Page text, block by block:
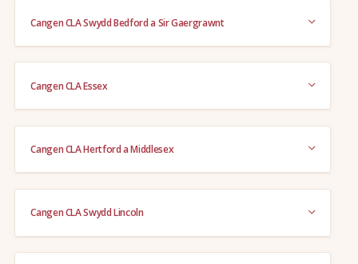
Cangen CLA Swydd Bedford a Sir Gaergrawnt
Cangen CLA Essex
Cangen CLA Hertford a Middlesex
Cangen CLA Swydd Lincoln